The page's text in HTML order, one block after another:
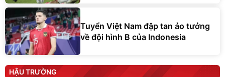
Tuyển Việt Nam đập tan ảo tưởng
về đội hình B của Indonesia
HẬU TRƯỜNG